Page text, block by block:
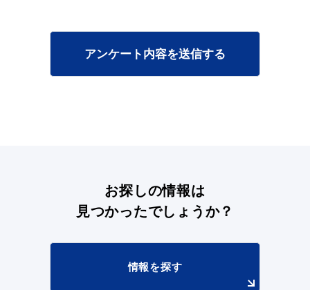
アンケート内容を送信する
お探しの情報は
見つかったでしょうか？
情報を探す